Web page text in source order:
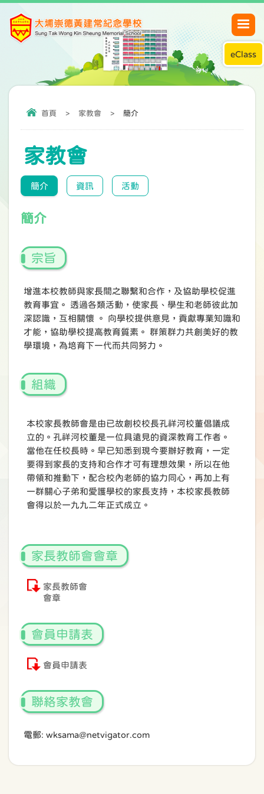
eClass
首頁 > 家教會 > 簡介
家教會
簡介 資訊 活動
簡介
宗旨
增進本校教師與家長間之聯繫和合作，及協助學校促進
教育事宜。 透過各類活動，使家長、學生和老師彼此加
深認識，互相關懷 。 向學校提供意見，貢獻專業知識和
才能，協助學校提高教育質素。 群策群力共創美好的教
學環境，為培育下一代而共同努力。
組織
本校家長教師會是由已故創校校長孔祥河校董倡議成
立的。孔祥河校董是一位具遠見的資深教育工作者。
當他在任校長時。早已知悉到現今要辦好教育，一定
要得到家長的支持和合作才可有理想效果，所以在他
帶領和推動下，配合校內老師的協力同心，再加上有
一群關心子弟和愛護學校的家長支持，本校家長教師
會得以於一九九二年正式成立。
家長教師會會章
家長教師會
會章
會員申請表
會員申請表
聯絡家教會
電郵: wksama@netvigator.com